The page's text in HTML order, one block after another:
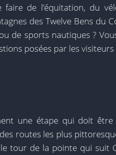
faire de l’équitation, du
des Twelve Bens du
de sports nautiques ?
posées par les
une étape qui doit
routes les plus
tour de la pointe qui suit